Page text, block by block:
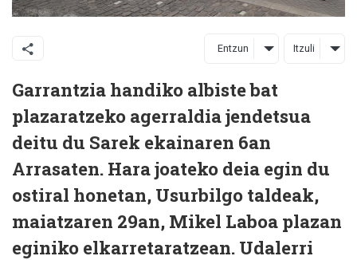
Entzun Itzuli
Garrantzia handiko albiste bat
plazaratzeko agerraldia jendetsua
deitu du Sarek ekainaren 6an
Arrasaten. Hara joateko deia egin du
ostiral honetan, Usurbilgo taldeak,
maiatzaren 29an, Mikel Laboa plazan
eginiko elkarretaratzean. Udalerri